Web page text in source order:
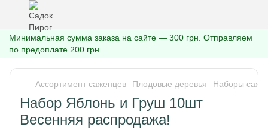
Минимальная сумма заказа на сайте — 300 грн. Отправляем
по предоплате 200 грн.
Ассортимент саженцев Плодовые деревья Наборы
Набор Яблонь и Груш 10шт
Весенняя распродажа!